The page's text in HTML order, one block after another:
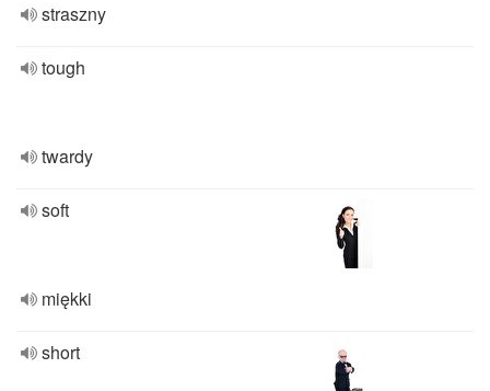
straszny
tough
twardy
soft
miękki
short